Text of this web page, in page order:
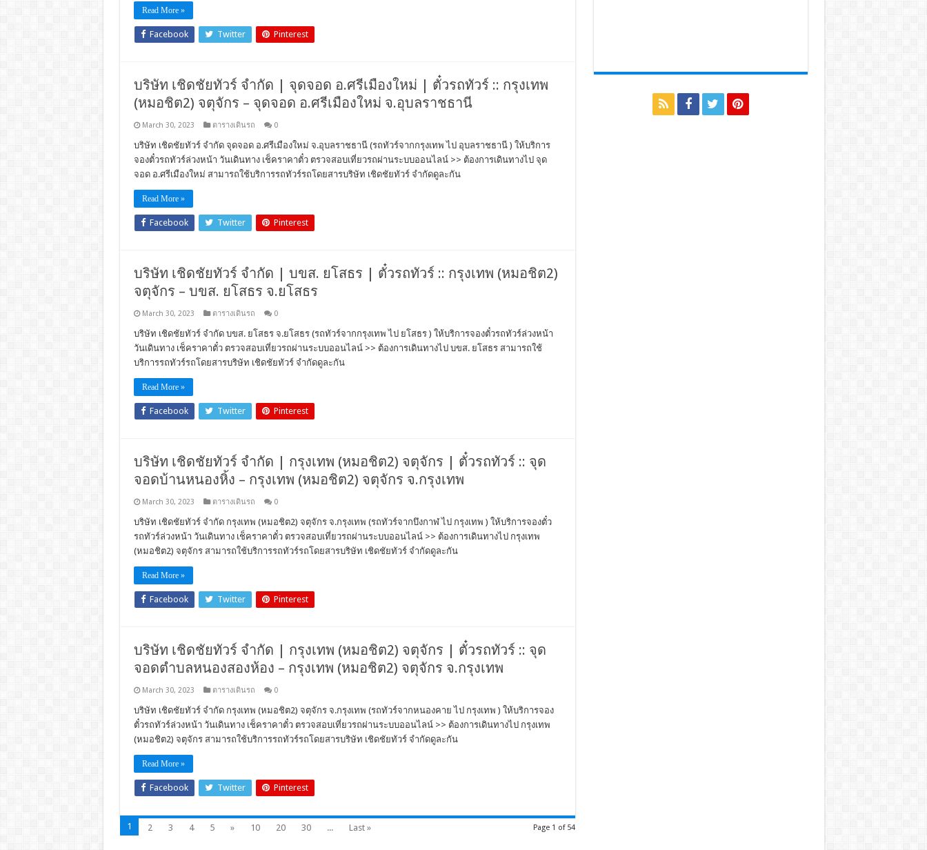
Read More »
Facebook Twitter Pinterest
บริษัท เชิดชัยทัวร์ จำกัด | จุดจอด อ.ศรีเมืองใหม่ | ตั๋วรถทัวร์ :: กรุงเทพ
(หมอชิต2) จตุจักร – จุดจอด อ.ศรีเมืองใหม่ จ.อุบลราชธานี
March 30, 2023 ตารางเดินรถ 0
บริษัท เชิดชัยทัวร์ จำกัด จุดจอด อ.ศรีเมืองใหม่ จ.อุบลราชธานี (รถทัวร์จากกรุงเทพ ไป อุบลราชธานี ) ให้บริการ
จองตั๋วรถทัวร์ล่วงหน้า วันเดินทาง เช็คราคาตั๋ว ตรวจสอบเที่ยวรถผ่านระบบออนไลน์ >> ต้องการเดินทางไป จุด
จอด อ.ศรีเมืองใหม่ สามารถใช้บริการรถทัวร์รถโดยสารบริษัท เชิดชัยทัวร์ จำกัดดูละกัน
Read More »
Facebook Twitter Pinterest
บริษัท เชิดชัยทัวร์ จำกัด | บขส. ยโสธร | ตั๋วรถทัวร์ :: กรุงเทพ (หมอชิต2)
จตุจักร – บขส. ยโสธร จ.ยโสธร
March 30, 2023 ตารางเดินรถ 0
บริษัท เชิดชัยทัวร์ จำกัด บขส. ยโสธร จ.ยโสธร (รถทัวร์จากกรุงเทพ ไป ยโสธร ) ให้บริการจองตั๋วรถทัวร์ล่วงหน้า
วันเดินทาง เช็คราคาตั๋ว ตรวจสอบเที่ยวรถผ่านระบบออนไลน์ >> ต้องการเดินทางไป บขส. ยโสธร สามารถใช้
บริการรถทัวร์รถโดยสารบริษัท เชิดชัยทัวร์ จำกัดดูละกัน
Read More »
Facebook Twitter Pinterest
บริษัท เชิดชัยทัวร์ จำกัด | กรุงเทพ (หมอชิต2) จตุจักร | ตั๋วรถทัวร์ :: จุด
จอดบ้านหนองหิ้ง – กรุงเทพ (หมอชิต2) จตุจักร จ.กรุงเทพ
March 30, 2023 ตารางเดินรถ 0
บริษัท เชิดชัยทัวร์ จำกัด กรุงเทพ (หมอชิต2) จตุจักร จ.กรุงเทพ (รถทัวร์จากบึงกาฬ ไป กรุงเทพ ) ให้บริการจองตั๋ว
รถทัวร์ล่วงหน้า วันเดินทาง เช็คราคาตั๋ว ตรวจสอบเที่ยวรถผ่านระบบออนไลน์ >> ต้องการเดินทางไป กรุงเทพ
(หมอชิต2) จตุจักร สามารถใช้บริการรถทัวร์รถโดยสารบริษัท เชิดชัยทัวร์ จำกัดดูละกัน
Read More »
Facebook Twitter Pinterest
บริษัท เชิดชัยทัวร์ จำกัด | กรุงเทพ (หมอชิต2) จตุจักร | ตั๋วรถทัวร์ :: จุด
จอดตำบลหนองสองห้อง – กรุงเทพ (หมอชิต2) จตุจักร จ.กรุงเทพ
March 30, 2023 ตารางเดินรถ 0
บริษัท เชิดชัยทัวร์ จำกัด กรุงเทพ (หมอชิต2) จตุจักร จ.กรุงเทพ (รถทัวร์จากหนองคาย ไป กรุงเทพ ) ให้บริการจอง
ตั๋วรถทัวร์ล่วงหน้า วันเดินทาง เช็คราคาตั๋ว ตรวจสอบเที่ยวรถผ่านระบบออนไลน์ >> ต้องการเดินทางไป กรุงเทพ
(หมอชิต2) จตุจักร สามารถใช้บริการรถทัวร์รถโดยสารบริษัท เชิดชัยทัวร์ จำกัดดูละกัน
Read More »
Facebook Twitter Pinterest
Page 1 of 54
1 2 3 4 5 » 10 20 30 ... Last »